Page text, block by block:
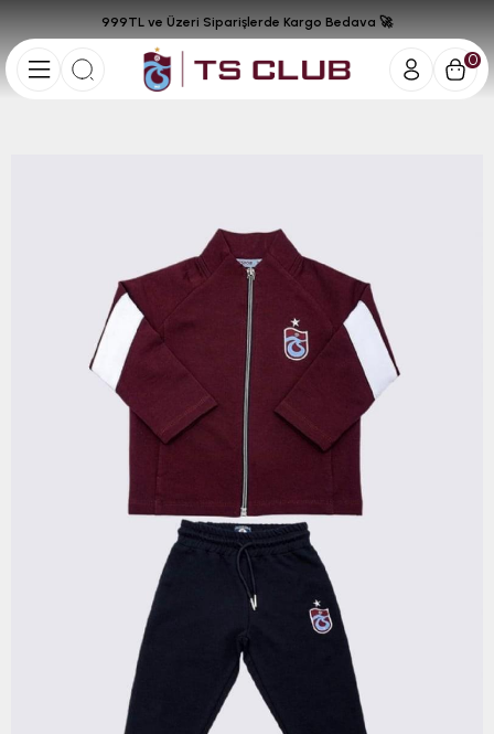
0
999TL ve Üzeri Siparişlerde Kargo Bedava 🚀